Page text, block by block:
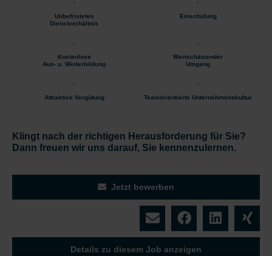
Unbefristetes
Dienstverhältnis
Einschulung
Kostenlose
Aus- u. Weiterbildung
Wertschätzender
Umgang
Attraktive Vergütung Teamorientierte Unternehmenskultur
Klingt nach der richtigen Herausforderung für Sie?
Dann freuen wir uns darauf, Sie kennenzulernen.
Jetzt bewerben
Details zu diesem Job anzeigen